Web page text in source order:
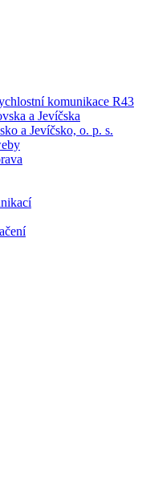
komunikace R43
a Jevíčska
a Jevíčsko, o. p. s.